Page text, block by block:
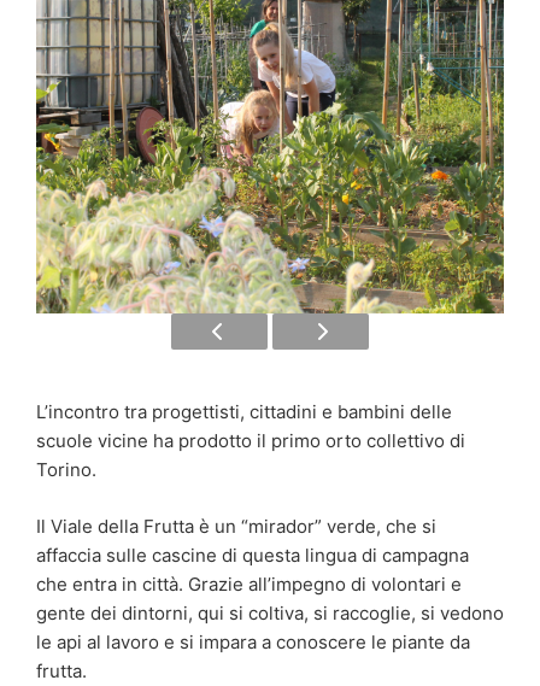
L’incontro tra progettisti, cittadini e bambini delle
scuole vicine ha prodotto il primo orto collettivo di
Torino.
Il Viale della Frutta è un “mirador” verde, che si
affaccia sulle cascine di questa lingua di campagna
che entra in città. Grazie all’impegno di volontari e
gente dei dintorni, qui si coltiva, si raccoglie, si vedono
le api al lavoro e si impara a conoscere le piante da
frutta.